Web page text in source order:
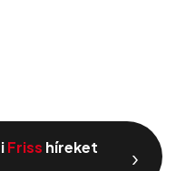
Friss híreket
›